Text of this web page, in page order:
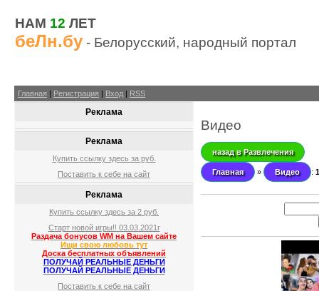
НАМ 12 ЛЕТ
беЛн.бу - Белорусский, народный портал
Главная | Регистрация | Вход | RSS
Реклама
Реклама
Купить ссылку здесь за руб.
Поставить к себе на сайт
Реклама
Купить ссылку здесь за 2 руб.
Старт новой игры!! 03.03.2021г
Раздача бонусов WM на Вашем сайте
Ищи свою любовь тут
Доска бесплатных объявлений
ПОЛУЧАЙ РЕАЛЬНЫЕ ДЕНЬГИ
ПОЛУЧАЙ РЕАЛЬНЫЕ ДЕНЬГИ
Поставить к себе на сайт
Видео
назад в Развлечения
Главная » Видео :